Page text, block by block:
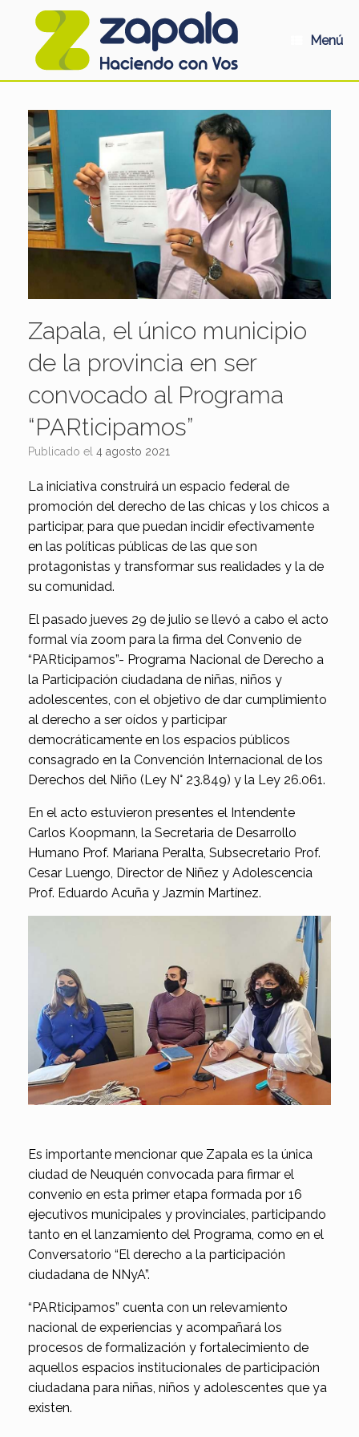
Menú
Zapala, el único municipio
de la provincia en ser
convocado al Programa
“PARticipamos”
Publicado el 4 agosto 2021
La iniciativa construirá un espacio federal de
promoción del derecho de las chicas y los chicos a
participar, para que puedan incidir efectivamente
en las políticas públicas de las que son
protagonistas y transformar sus realidades y la de
su comunidad.
El pasado jueves 29 de julio se llevó a cabo el acto
formal vía zoom para la firma del Convenio de
“PARticipamos”- Programa Nacional de Derecho a
la Participación ciudadana de niñas, niños y
adolescentes, con el objetivo de dar cumplimiento
al derecho a ser oídos y participar
democráticamente en los espacios públicos
consagrado en la Convención Internacional de los
Derechos del Niño (Ley N° 23.849) y la Ley 26.061.
En el acto estuvieron presentes el Intendente
Carlos Koopmann, la Secretaria de Desarrollo
Humano Prof. Mariana Peralta, Subsecretario Prof.
Cesar Luengo, Director de Niñez y Adolescencia
Prof. Eduardo Acuña y Jazmín Martínez.
Es importante mencionar que Zapala es la única
ciudad de Neuquén convocada para firmar el
convenio en esta primer etapa formada por 16
ejecutivos municipales y provinciales, participando
tanto en el lanzamiento del Programa, como en el
Conversatorio “El derecho a la participación
ciudadana de NNyA”.
“PARticipamos” cuenta con un relevamiento
nacional de experiencias y acompañará los
procesos de formalización y fortalecimiento de
aquellos espacios institucionales de participación
ciudadana para niñas, niños y adolescentes que ya
existen.